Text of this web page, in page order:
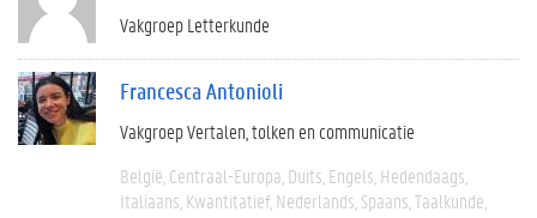
Vakgroep Letterkunde
Francesca Antonioli
Vakgroep Vertalen, tolken en communicatie
België Centraal-Europa Duits Engels Hedendaags
Italiaans Kwantitatief Nederlands Spaans Taalkunde